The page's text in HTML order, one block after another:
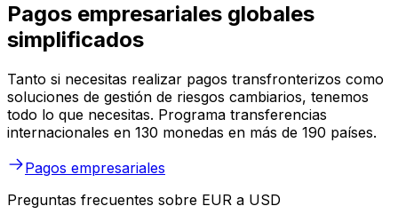
Pagos empresariales globales
simplificados
Tanto si necesitas realizar pagos transfronterizos como
soluciones de gestión de riesgos cambiarios, tenemos
todo lo que necesitas. Programa transferencias
internacionales en 130 monedas en más de 190 países.
Pagos empresariales
Preguntas frecuentes sobre EUR a USD